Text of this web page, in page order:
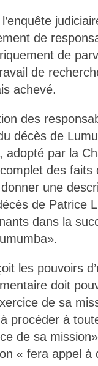
de
de
de
achevé.
des
décès de
adopté par la
des
une
de Patrice
dans la
les pouvoirs
doit
de sa
procéder à
de sa
« fera appel à